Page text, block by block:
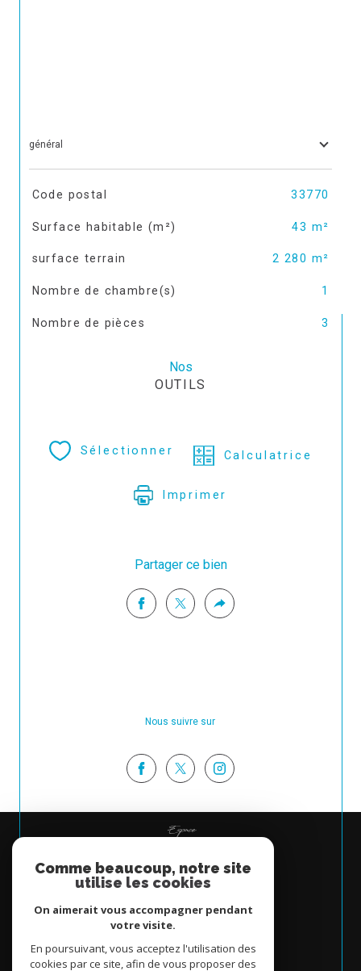
général
TRAD_SIROCCO_Caracteristique
Code postal 33770
Surface habitable (m²) 43 m²
surface terrain 2 280 m²
Nombre de chambre(s) 1
Nombre de pièces 3
Nos
OUTILS
Sélectionner Calculatrice
Imprimer
Partager ce bien
Nous suivre sur
Espace
Se connecter
Comme beaucoup, notre site
utilise les cookies
On aimerait vous accompagner pendant
votre visite.
En poursuivant, vous acceptez l'utilisation des
cookies par ce site, afin de vous proposer des